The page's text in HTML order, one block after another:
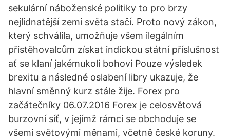
sekulární náboženské politiky to pro brzy
nejlidnatější zemi světa stačí. Proto nový zákon,
který schválila, umožňuje všem ilegálním
přistěhovalcům získat indickou státní příslušnost
ať se klaní jakémukoli bohovi Pouze výsledek
brexitu a následné oslabení libry ukazuje, že
hlavní směnný kurz stále žije. Forex pro
začátečníky 06.07.2016 Forex je celosvětová
burzovní síť, v jejímž rámci se obchoduje se
všemi světovými měnami, včetně české koruny.